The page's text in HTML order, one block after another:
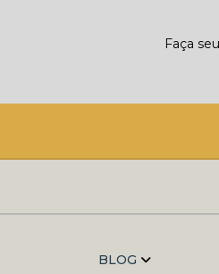
Faça
BLOG